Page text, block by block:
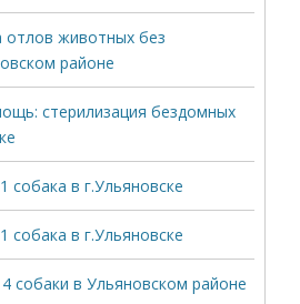
отлов животных без
районе
стерилизация бездомных
собака в г.Ульяновске
собака в г.Ульяновске
собаки в Ульяновском районе